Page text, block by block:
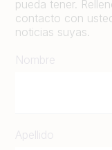
pueda tener.
contacto con
noticias suyas.
Nombre
Apellido